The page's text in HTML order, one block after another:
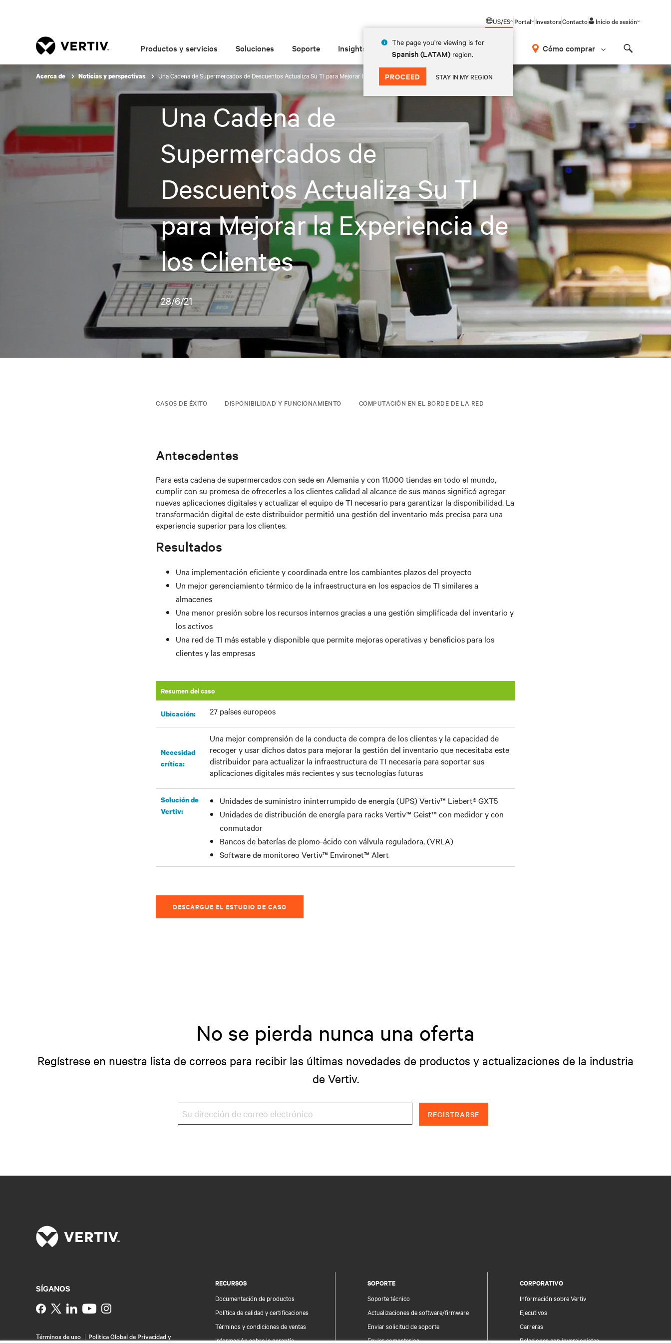
US/ES
The page you're viewing is for
Spanish (LATAM) region.
PROCEED STAY IN MY REGION
Portal InvestorsContacto Inicio de sesión
Productos y servicios Soluciones Soporte Insights Acerca de Cómo comprar
Acerca de Noticias y perspectivas Una Cadena de Supermercados de Descuentos Actualiza Su TI para Mejorar la Experiencia de los Clientes
Una Cadena de
Supermercados de
Descuentos Actualiza Su TI
para Mejorar la Experiencia de
los Clientes
28/6/21
CASOS DE ÉXITO DISPONIBILIDAD Y FUNCIONAMIENTO COMPUTACIÓN EN EL BORDE DE LA RED
Antecedentes
Para esta cadena de supermercados con sede en Alemania y con 11.000 tiendas en todo el mundo,
cumplir con su promesa de ofrecerles a los clientes calidad al alcance de sus manos significó agregar
nuevas aplicaciones digitales y actualizar el equipo de TI necesario para garantizar la disponibilidad. La
transformación digital de este distribuidor permitió una gestión del inventario más precisa para una
experiencia superior para los clientes.
Resultados
Una implementación eficiente y coordinada entre los cambiantes plazos del proyecto
Un mejor gerenciamiento térmico de la infraestructura en los espacios de TI similares a
almacenes
Una menor presión sobre los recursos internos gracias a una gestión simplificada del inventario y
los activos
Una red de TI más estable y disponible que permite mejoras operativas y beneficios para los
clientes y las empresas
Resumen del caso
Ubicación: 27 países europeos
Necesidad
crítica:
Una mejor comprensión de la conducta de compra de los clientes y la capacidad de
recoger y usar dichos datos para mejorar la gestión del inventario que necesitaba este
distribuidor para actualizar la infraestructura de TI necesaria para soportar sus
aplicaciones digitales más recientes y sus tecnologías futuras
Solución de
Vertiv:
Unidades de suministro ininterrumpido de energía (UPS) Vertiv™ Liebert® GXT5
Unidades de distribución de energía para racks Vertiv™ Geist™ con medidor y con
conmutador
Bancos de baterías de plomo-ácido con válvula reguladora, (VRLA)
Software de monitoreo Vertiv™ Environet™ Alert
DESCARGUE EL ESTUDIO DE CASO
No se pierda nunca una oferta
Regístrese en nuestra lista de correos para recibir las últimas novedades de productos y actualizaciones de la industria
de Vertiv.
REGISTRARSE
RECURSOS
Documentación de productos
Política de calidad y certificaciones
Términos y condiciones de ventas
Información sobre la garantía
SOPORTE
Soporte técnico
Actualizaciones de software/firmware
Enviar solicitud de soporte
Enviar comentarios
CORPORATIVO
Información sobre Vertiv
Ejecutivos
Carreras
Relaciones con inversionistas
SÍGANOS
Instagram
Términos de uso
Politica Global de Privacidad y